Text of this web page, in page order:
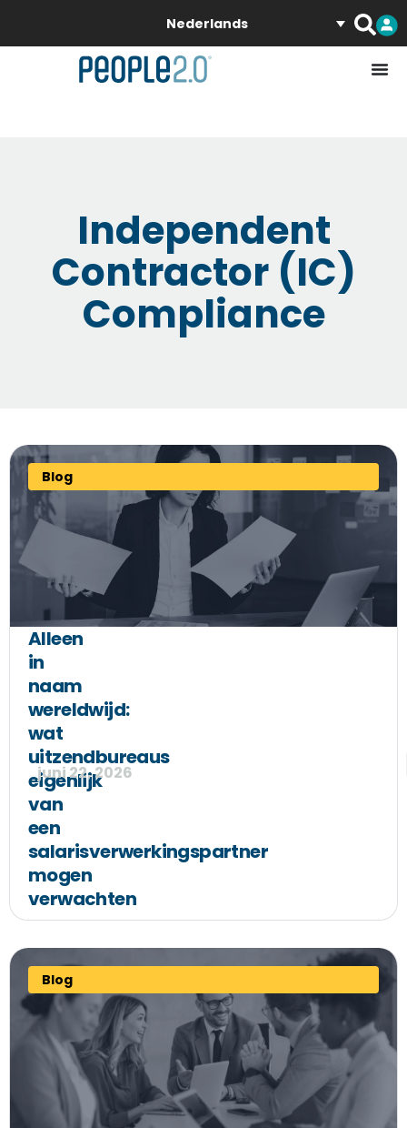
Nederlands
Independent
Contractor (IC)
Compliance
Blog
Alleen
in
naam
wereldwijd:
wat
uitzendbureaus
eigenlijk
van
een
salarisverwerkingspartner
mogen
verwachten
juni 22, 2026
Blog